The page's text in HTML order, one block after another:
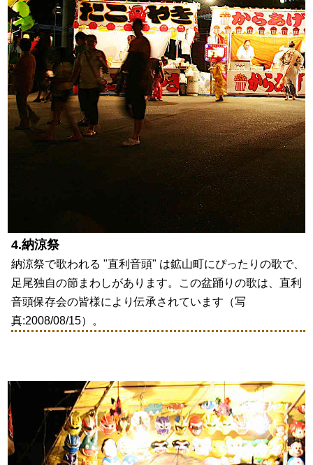
4.納涼祭
納涼祭で歌われる "直利音頭" は鉱山町にぴったりの歌で、
足尾独自の節まわしがあります。この盆踊りの歌は、直利
音頭保存会の皆様により伝承されています（写
真:2008/08/15）。